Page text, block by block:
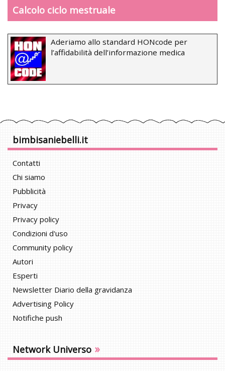
Calcolo ciclo mestruale
Aderiamo allo standard HONcode per
l’affidabilità dell’informazione medica
bimbisaniebelli.it
Contatti
Chi siamo
Pubblicità
Privacy
Privacy policy
Condizioni d'uso
Community policy
Autori
Esperti
Newsletter Diario della gravidanza
Advertising Policy
Notifiche push
Network Universo »